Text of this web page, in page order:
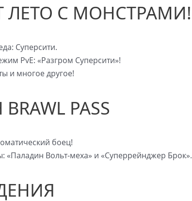
ЛЕТО С МОНСТРАМИ!
Суперсити.
PvE: «Разгром Суперсити»!
и многое другое!
PASS
боец!
«Паладин Вольт-меха» и «Суперрейнджер Брок».